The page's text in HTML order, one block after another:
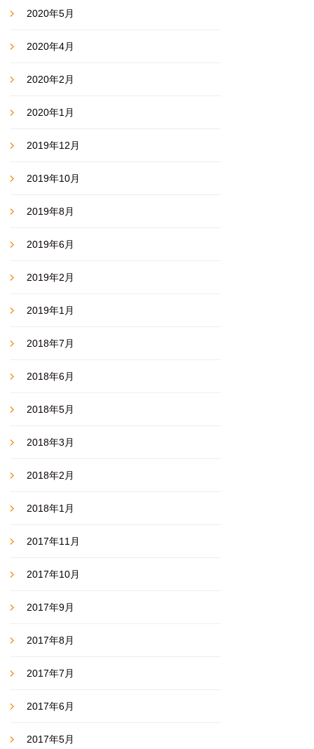
2020年5月
2020年4月
2020年2月
2020年1月
2019年12月
2019年10月
2019年8月
2019年6月
2019年2月
2019年1月
2018年7月
2018年6月
2018年5月
2018年3月
2018年2月
2018年1月
2017年11月
2017年10月
2017年9月
2017年8月
2017年7月
2017年6月
2017年5月